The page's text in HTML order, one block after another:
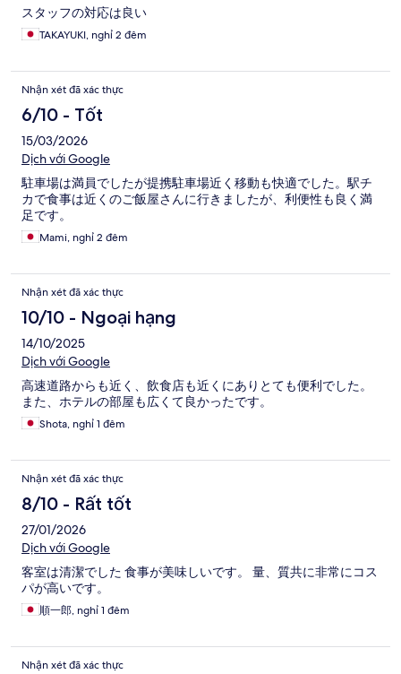
スタッフの対応は良い
TAKAYUKI, nghỉ 2 đêm
Nhận xét đã xác thực
6/10 - Tốt
15/03/2026
Dịch với Google
駐車場は満員でしたが提携駐車場近く移動も快適でした。駅チ
カで食事は近くのご飯屋さんに行きましたが、利便性も良く満
足です。
Mami, nghỉ 2 đêm
Nhận xét đã xác thực
10/10 - Ngoại hạng
14/10/2025
Dịch với Google
高速道路からも近く、飲食店も近くにありとても便利でした。
また、ホテルの部屋も広くて良かったです。
Shota, nghỉ 1 đêm
Nhận xét đã xác thực
8/10 - Rất tốt
27/01/2026
Dịch với Google
客室は清潔でした 食事が美味しいです。 量、質共に非常にコス
パが高いです。
順一郎, nghỉ 1 đêm
Nhận xét đã xác thực